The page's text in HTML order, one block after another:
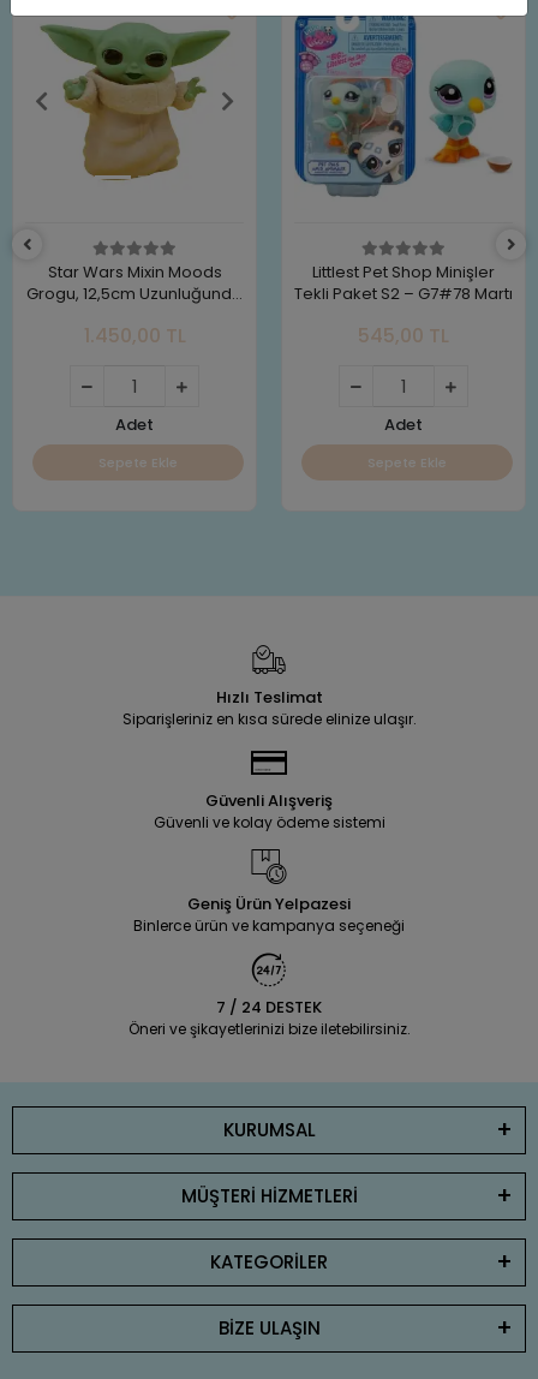
Star Wars Mixin Moods
Grogu, 12,5cm Uzunluğunda
1.450,00 TL
Adet
Sepete Ekle
Littlest Pet Shop Minişler
Tekli Paket S2 – G7#78 Martı
545,00 TL
Adet
Sepete Ekle
Hızlı Teslimat
Siparişleriniz en kısa sürede elinize ulaşır.
Güvenli Alışveriş
Güvenli ve kolay ödeme sistemi
Geniş Ürün Yelpazesi
Binlerce ürün ve kampanya seçeneği
7 / 24 DESTEK
Öneri ve şikayetlerinizi bize iletebilirsiniz.
KURUMSAL
MÜŞTERİ HİZMETLERİ
KATEGORİLER
BİZE ULAŞIN